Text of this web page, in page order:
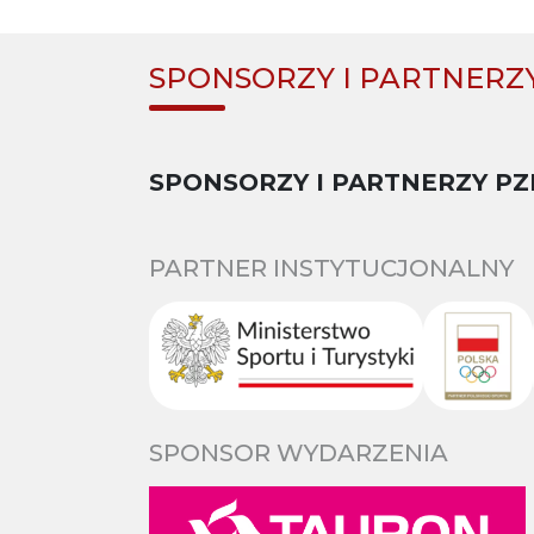
SPONSORZY I
SPONSORZY I PARTNERZY
PARTNER INSTYTUCJONALNY
SPONSOR WYDARZENIA